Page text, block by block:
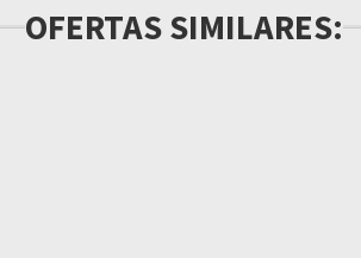
OFERTAS SIMILARES: